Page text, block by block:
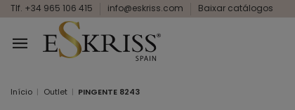
Tlf. +34 965 106 415 info@eskriss.com Baixar catálogos
Início Outlet PINGENTE 8243